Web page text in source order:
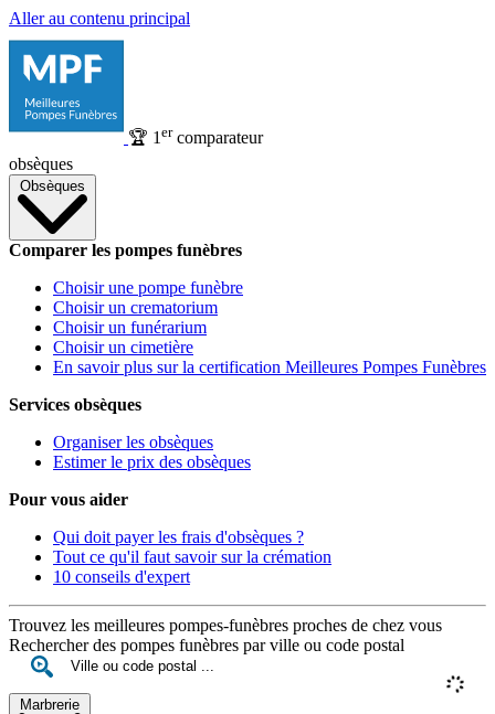
Aller au contenu principal
🏆 1 ercomparateur
obsèques
Obsèques
Comparer les pompes funèbres
Choisir une pompe funèbre
Choisir un crematorium
Choisir un funérarium
Choisir un cimetière
En savoir plus sur la certification Meilleures Pompes Funèbres
Services obsèques
Organiser les obsèques
Estimer le prix des obsèques
Pour vous aider
Qui doit payer les frais d'obsèques ?
Tout ce qu'il faut savoir sur la crémation
10 conseils d'expert
Trouvez les meilleures pompes-funèbres proches de chez vous
Rechercher des pompes funèbres par ville ou code postal
Marbrerie